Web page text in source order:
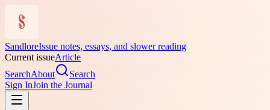
SandloreIssue notes, essays, and slower reading
Current issueArticle
SearchAbout
Search
Sign InJoin the Journal